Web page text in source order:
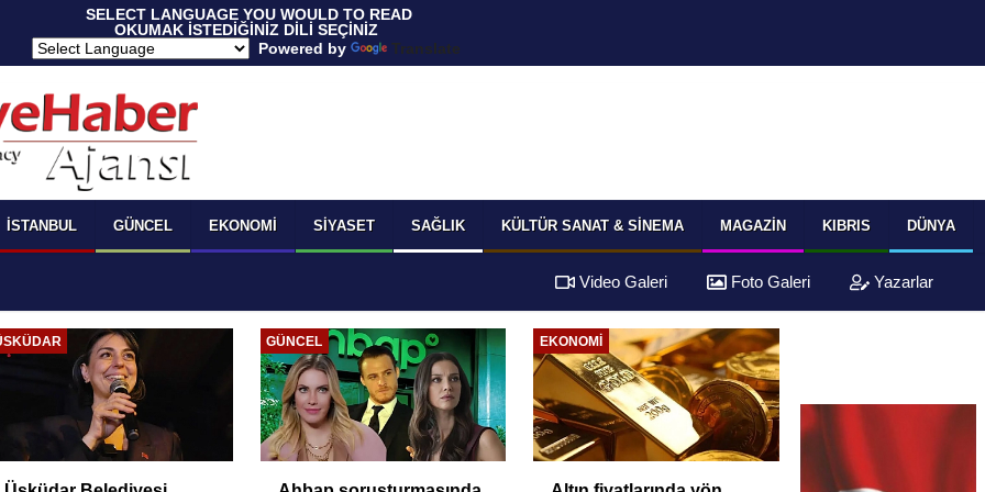
SELECT LANGUAGE YOU WOULD TO READ
OKUMAK İSTEDİĞİNİZ DİLİ SEÇİNİZ
Powered by
Translate
İSTANBUL GÜNCEL EKONOMI SIYASET SAĞLIK KÜLTÜR SANAT & SINEMA MAGAZIN KIBRIS DÜNYA
Video Galeri Foto Galeri Yazarlar
GÜNCEL EKONOMI